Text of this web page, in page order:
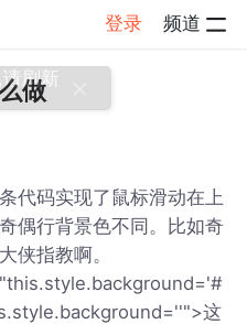
登录 频道
详情
做
代码实现了鼠标滑动在上
偶行背景色不同。比如奇
侠指教啊。
这